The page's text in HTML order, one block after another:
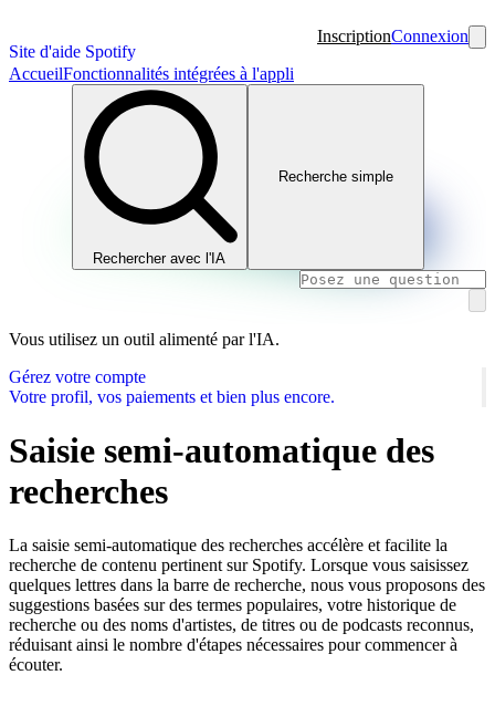
Site d'aide Spotify
InscriptionConnexion
AccueilFonctionnalités intégrées à l'appli
Rechercher avec l'IA
Recherche simple
Vous utilisez un outil alimenté par l'IA.
Gérez votre compte
Votre profil, vos paiements et bien plus encore.
Saisie semi-automatique des
recherches
La saisie semi-automatique des recherches accélère et facilite la
recherche de contenu pertinent sur Spotify. Lorsque vous saisissez
quelques lettres dans la barre de recherche, nous vous proposons des
suggestions basées sur des termes populaires, votre historique de
recherche ou des noms d'artistes, de titres ou de podcasts reconnus,
réduisant ainsi le nombre d'étapes nécessaires pour commencer à
écouter.